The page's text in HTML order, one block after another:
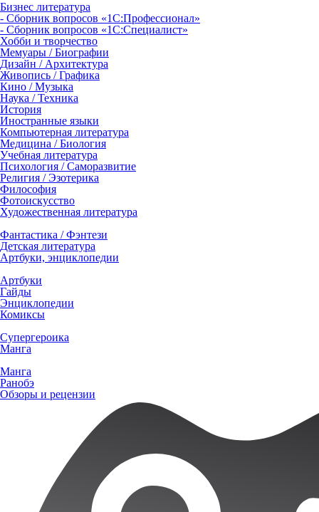
Бизнес литература
- Сборник вопросов «1С:Профессионал»
- Сборник вопросов «1С:Специалист»
Хобби и творчество
Мемуары / Биографии
Дизайн / Архитектура
Живопись / Графика
Кино / Музыка
Наука / Техника
История
Иностранные языки
Компьютерная литература
Медицина / Биология
Учебная литература
Психология / Саморазвитие
Религия / Эзотерика
Философия
Фотоискусство
Художественная литература
Фантастика / Фэнтези
Детская литература
Артбуки, энциклопедии
Артбуки
Гайды
Энциклопедии
Комиксы
Супергероика
Манга
Манга
Ранобэ
Обзоры и рецензии